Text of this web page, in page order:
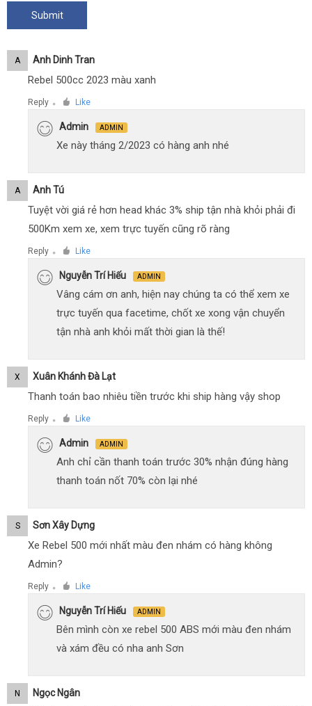
A Anh Dinh Tran
Rebel 500cc 2023 màu xanh
Reply ● Like
Admin ADMIN
Xe này tháng 2/2023 có hàng anh nhé
A Anh Tú
Tuyệt vời giá rẻ hơn head khác 3% ship tận nhà khỏi phải đi
500Km xem xe, xem trực tuyến cũng rõ ràng
Reply ● Like
Nguyễn Trí Hiếu ADMIN
Vâng cám ơn anh, hiện nay chúng ta có thể xem xe
trực tuyến qua facetime, chốt xe xong vận chuyển
tận nhà anh khỏi mất thời gian là thế!
X Xuân Khánh Đà Lạt
Thanh toán bao nhiêu tiền trước khi ship hàng vậy shop
Reply ● Like
Admin ADMIN
Anh chỉ cần thanh toán trước 30% nhận đúng hàng
thanh toán nốt 70% còn lại nhé
S Sơn Xây Dựng
Xe Rebel 500 mới nhất màu đen nhám có hàng không
Admin?
Reply ● Like
Nguyễn Trí Hiếu ADMIN
Bên mình còn xe rebel 500 ABS mới màu đen nhám
và xám đều có nha anh Sơn
N Ngọc Ngân